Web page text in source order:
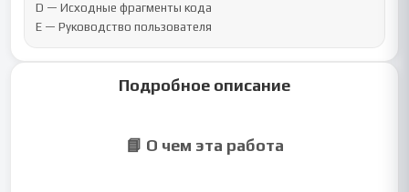
D — Исходные фрагменты кода
E — Руководство пользователя
Подробное описание
📘 О чем эта работа